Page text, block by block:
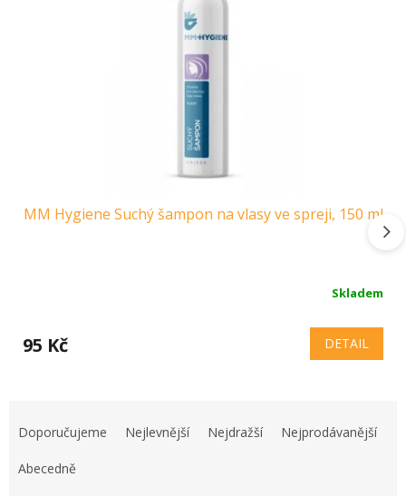
MM Hygiene Suchý šampon na vlasy ve spreji, 150 ml
Skladem
95 Kč DETAIL
Doporučujeme Nejlevnější Nejdražší Nejprodávanější
Abecedně